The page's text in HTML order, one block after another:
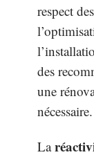
respect
des
une
nécessaire.
La